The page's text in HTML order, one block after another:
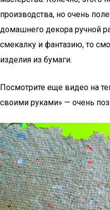
производства, но очень
домашнего декора ручной
смекалку и фантазию, то
изделия из бумаги.
Посмотрите еще видео на
своими руками» — очень